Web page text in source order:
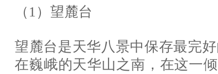
（1）望麓台
望麓台是天华八景中保存最完
在巍峨的天华山之南，在这一